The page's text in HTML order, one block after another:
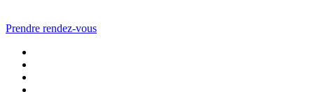
Prendre rendez-vous